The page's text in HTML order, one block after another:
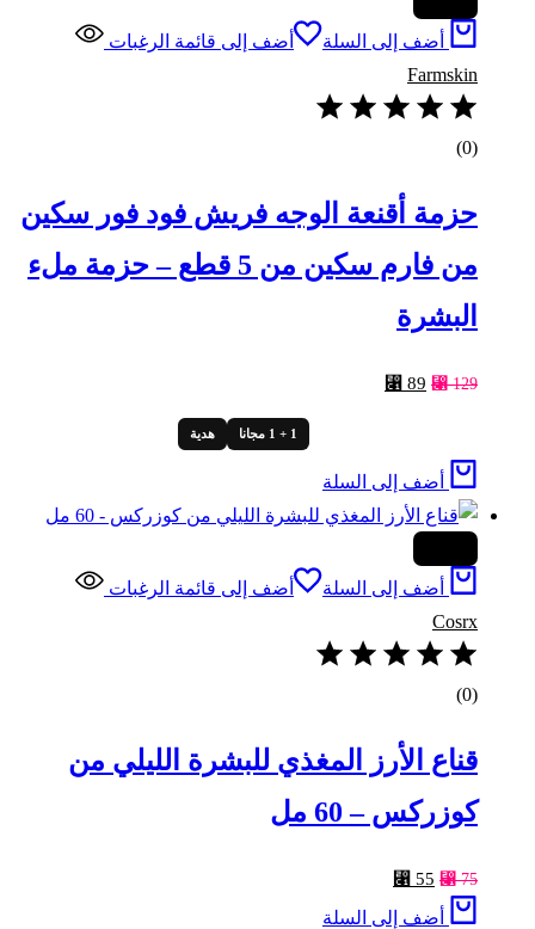
أضف إلى السلة
أضف إلى قائمة الرغبات
Farmskin
(0)
حزمة أقنعة الوجه فريش فود فور سكين
من فارم سكين من 5 قطع – حزمة ملء
البشرة
⃁129
السعر
⃁ 129.
⃁ 89
⃁ 89.
1 + 1 مجانا هدية
أضف إلى السلة
أضف إلى السلة
أضف إلى قائمة الرغبات
Cosrx
(0)
قناع الأرز المغذي للبشرة الليلي من
كوزركس – 60 مل
⃁75
السعر
الأصلي
⃁ 55
الحالي
أضف إلى السلة